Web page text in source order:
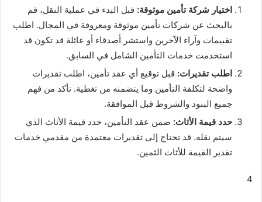
اختيار شركة تأمين موثوقة: قبل البدء في عملية النقل، قم
بالبحث عن شركات تأمين موثوقة ومعروفة في المجال. اطلب
تقييمات وآراء الآخرين واستشر أصدقاء أو عائلة قد تكون قد
استخدمت خدمات التأمين الشامل في السابق.
اطلب تقديرات: قبل توقيع أي عقد تأمين، اطلب تقديرات
واضحة لتكلفة التأمين وما يتضمنه من تغطية. تأكد من فهم
جميع البنود والشروط قبل الموافقة.
حدد قيمة الأثاث: ضمن عقد التأمين، حدد قيمة الأثاث الذي
سيتم نقله. قد تحتاج إلى تقديرات معتمدة من مقدمي خدمات
تقدير القيمة للأثاث الثمين.
4